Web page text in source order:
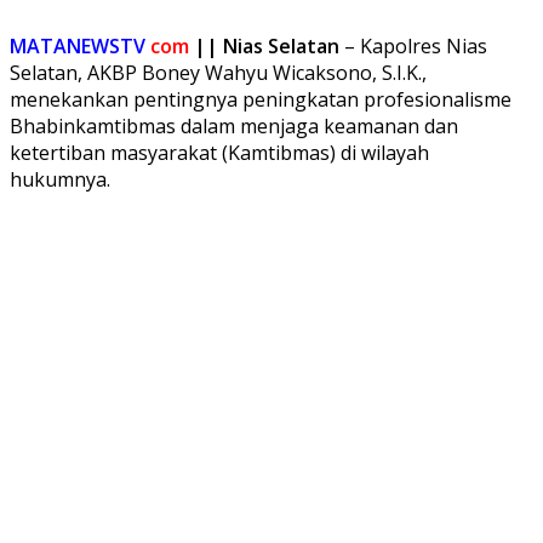
MATANEWSTV com || Nias Selatan – Kapolres Nias
Selatan, AKBP Boney Wahyu Wicaksono, S.I.K.,
menekankan pentingnya peningkatan profesionalisme
Bhabinkamtibmas dalam menjaga keamanan dan
ketertiban masyarakat (Kamtibmas) di wilayah
hukumnya.